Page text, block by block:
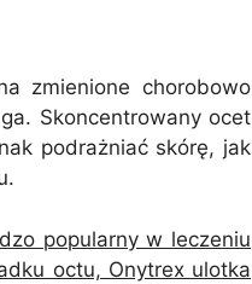
zmienione chorobowo
Skoncentrowany ocet
podrażniać skórę, jak
popularny w leczeniu
octu, Onytrex ulotka